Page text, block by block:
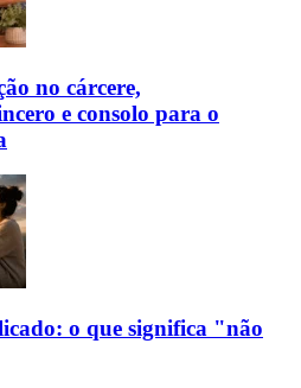
no cárcere,
e consolo para o
o que significa "não